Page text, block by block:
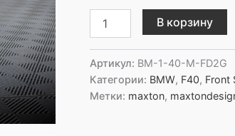
товара
Design
Передний
сплиттер
V.9
В корзину
Артикул: BM-1-40-M-FD2G
Категории: BMW, F40, Front
Метки: maxton,